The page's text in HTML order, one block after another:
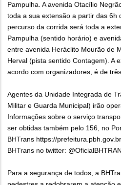
Pampulha. A avenida Otacílio
toda a sua extensão a partir das 6h
percurso da corrida será toda a
Pampulha (sentido horário) e
entre avenida Heráclito Mourão de
Herval (pista sentido Contagem). A
acordo com organizadores, é de
Agentes da Unidade Integrada de
Militar e Guarda Municipal) irão
Informações sobre o serviço
ser obtidas também pelo 156, no
BHTrans https://
BHTrans no twitter:
Para a segurança de todos, a